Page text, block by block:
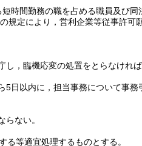
時間勤務の職を占める職員及び
規定により，営利企業等従事許可
，臨機応変の処置をとらなければ
5日以内に，担当事務について事務
ない。
る等適宜処理するものとする。